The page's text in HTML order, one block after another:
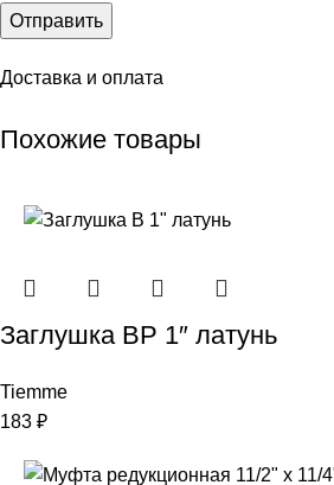
Доставка и оплата
Похожие товары
Заглушкa ВР 1″ латунь
Tiemme
183 ₽